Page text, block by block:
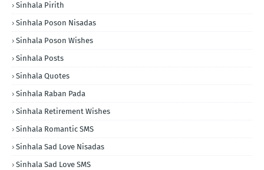
Sinhala Pirith
Sinhala Poson Nisadas
Sinhala Poson Wishes
Sinhala Posts
Sinhala Quotes
Sinhala Raban Pada
Sinhala Retirement Wishes
Sinhala Romantic SMS
Sinhala Sad Love Nisadas
Sinhala Sad Love SMS